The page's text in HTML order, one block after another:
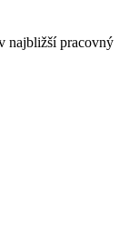
najbližší pracovný